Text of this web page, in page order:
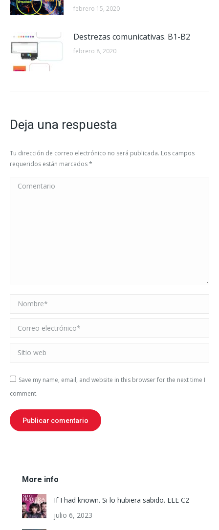
febrero 15, 2020
Destrezas comunicativas. B1-B2
febrero 8, 2020
Deja una respuesta
Tu dirección de correo electrónico no será publicada. Los campos
requeridos están marcados*
Comentario
Nombre *
Correo electrónico *
Sitio web
Save my name, email, and website in this browser for the next time I
comment.
Publicar comentario
More info
If I had known. Si lo hubiera sabido. ELE C2
julio 6, 2023